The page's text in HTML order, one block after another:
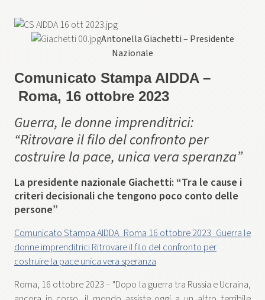
Antonella Giachetti – Presidente
Nazionale
Comunicato Stampa AIDDA –
Roma, 16 ottobre 2023
Guerra, le donne imprenditrici:
“Ritrovare il filo del confronto per
costruire la pace, unica vera speranza”
La presidente nazionale Giachetti: “Tra le cause i
criteri decisionali che tengono poco conto delle
persone”
Comunicato Stampa AIDDA_Roma 16 ottobre 2023_Guerra le
donne imprenditrici Ritrovare il filo del confronto per
costruire la pace unica vera speranza
Roma, 16 ottobre 2023 – "Dopo la guerra tra Russia e Ucraina,